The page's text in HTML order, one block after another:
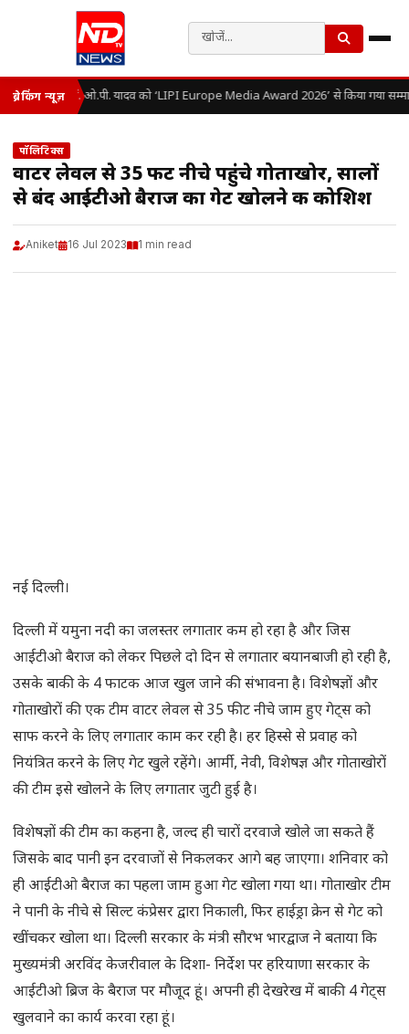
ब्रेकिंग न्यूज़ डॉ. ओ.पी. यादव को ‘LIPI Europe Media Award 2026’ से किया गया
पॉलिटिक्स
वाटर लेवल से 35 फीट नीचे पहुंचे गोताखोर, सालों
से बंद आईटीओ बैराज का गेट खोलने की कोशिश
Aniket 16 Jul 2023 1 min read
नई दिल्ली।
दिल्ली में यमुना नदी का जलस्तर लगातार कम हो रहा है और जिस
आईटीओ बैराज को लेकर पिछले दो दिन से लगातार बयानबाजी हो रही है,
उसके बाकी के 4 फाटक आज खुल जाने की संभावना है। विशेषज्ञों और
गोताखोरों की एक टीम वाटर लेवल से 35 फीट नीचे जाम हुए गेट्स को
साफ करने के लिए लगातार काम कर रही है। हर हिस्से से प्रवाह को
नियंत्रित करने के लिए गेट खुले रहेंगे। आर्मी, नेवी, विशेषज्ञ और गोताखोरों
की टीम इसे खोलने के लिए लगातार जुटी हुई है।
विशेषज्ञों की टीम का कहना है, जल्द ही चारों दरवाजे खोले जा सकते हैं
जिसके बाद पानी इन दरवाजों से निकलकर आगे बह जाएगा। शनिवार को
ही आईटीओ बैराज का पहला जाम हुआ गेट खोला गया था। गोताखोर टीम
ने पानी के नीचे से सिल्ट कंप्रेसर द्वारा निकाली, फिर हाईड्रा क्रेन से गेट को
खींचकर खोला था। दिल्ली सरकार के मंत्री सौरभ भारद्वाज ने बताया कि
मुख्यमंत्री अरविंद केजरीवाल के दिशा- निर्देश पर हरियाणा सरकार के
आईटीओ ब्रिज के बैराज पर मौजूद हूं। अपनी ही देखरेख में बाकी 4 गेट्स
खुलवाने का कार्य करवा रहा हूं।